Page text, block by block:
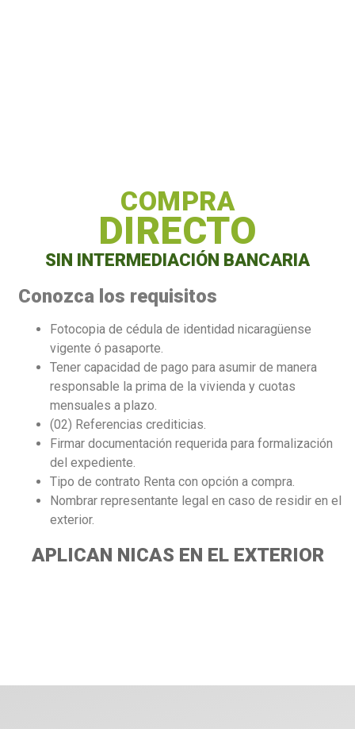
COMPRA
DIRECTO
SIN INTERMEDIACIÓN BANCARIA
Conozca los requisitos
Fotocopia de cédula de identidad nicaragüense
vigente ó pasaporte.
Tener capacidad de pago para asumir de manera
responsable la prima de la vivienda y cuotas
mensuales a plazo.
(02) Referencias crediticias.
Firmar documentación requerida para formalización
del expediente.
Tipo de contrato Renta con opción a compra.
Nombrar representante legal en caso de residir en el
exterior.
APLICAN NICAS EN EL EXTERIOR